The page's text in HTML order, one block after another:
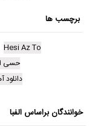
برچسب ها
Hesi Az To
حسی
خوانندگان براساس الفبا